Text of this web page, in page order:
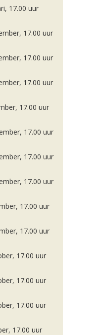
17.00 uur
17.00 uur
17.00 uur
17.00 uur
17.00 uur
17.00 uur
17.00 uur
17.00 uur
17.00 uur
17.00 uur
17.00 uur
17.00 uur
17.00 uur
17.00 uur